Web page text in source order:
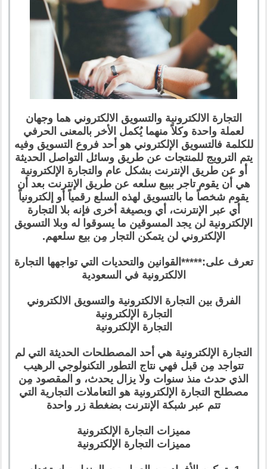
التجارة الالكترونية والتسويق الالكتروني هما وجهان
لعملة واحدة وكلاً منهما يُكمل الأخر بالمعنى الحرفي
للكلمة فالتسويق الإلكتروني هو أحد فروع التسويق وفيه
يتم الترويج للمنتجات عن طريق وسائل التواصل الحديثة
أو عن طريق الإنترنت بشكل عام والتجارة الإلكترونية
هي أن يقوم تاجر ببيع سلعه عن طريق الإنترنت بعد أن
يقوم شخصاً ما بالتسويق لهذه السلع رقمياً أو إلكترونياً
أي عبر الإنترنت، أي وبصيغة أخرى فإنه بلا التجارة
الإلكترونية لن يجد المسوقين ما يسوقوا له وبلا التسويق
الإلكتروني لن يتمكن التجار مِن بيع سلعهم.
تعرف على:*****القوانين والتحديات التي تواجهها التجارة
الالكترونية في السعودية
الفرق بين التجارة الالكترونية والتسويق الالكتروني
التجارة الإلكترونية
التجارة الإلكترونية
التجارة الإلكترونية هي أحد المصطلحات الحديثة التي لم
تتواجد مِن قبل فهي نتاج التطور التكنولوجي الرهيب
الذي حدث منذ سنوات ولا يزال يحدث، و المقصود مِن
مصطلح التجارة الإلكترونية هو التعاملات التجارية التي
تتم عبر شبكة الإنترنت بضغطة زر واحدة
مميزات التجارة الإلكترونية
مميزات التجارة الإلكترونية